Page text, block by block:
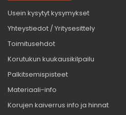
Usein kysytyt kysymykset
Yhteystiedot / Yritysesittely
Toimitusehdot
Korutukun kuukausikilpailu
Palkitsemispisteet
Materiaali-info
Korujen kaiverrus info ja hinnat